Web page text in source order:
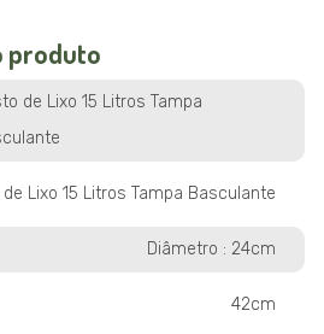
produto
de Lixo 15 Litros Tampa
Lixo 15 Litros Tampa Basculante
Diâmetro : 24cm
42cm